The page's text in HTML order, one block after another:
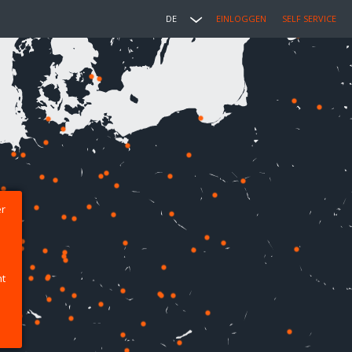
DE EINLOGGEN SELF SERVICE